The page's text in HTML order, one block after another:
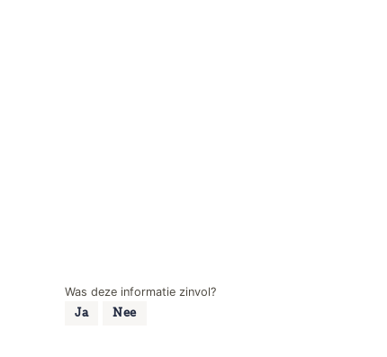
Was deze informatie zinvol?
Ja Nee